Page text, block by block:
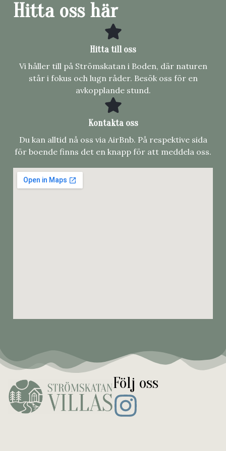
Hitta oss här
Hitta till oss
Vi håller till på Strömskatan i Boden, där naturen
står i fokus och lugn råder. Besök oss för en
avkopplande stund.
Kontakta oss
Du kan alltid nå oss via AirBnb. På respektive sida
för boende finns det en knapp för att meddela oss.
Följ oss